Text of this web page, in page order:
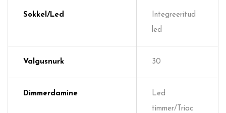
Sokkel/Led
Integreeritud
led
Valgusnurk 30
Dimmerdamine
Led
timmer/Triac